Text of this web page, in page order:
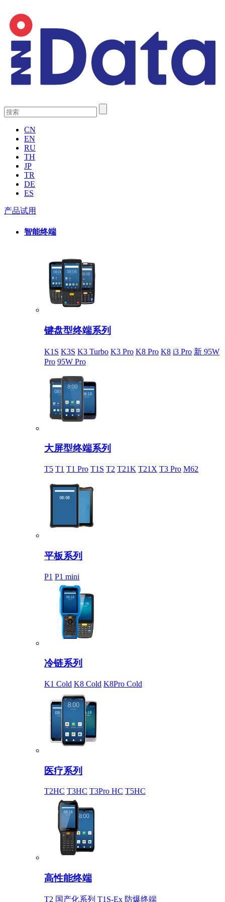
CN
EN
RU
TH
JP
TR
DE
ES
产品试用
智能终端
键盘型终端系列
K1S K3S K3 Turbo K3 Pro K8 Pro K8 i3 Pro 新 95W
Pro 95W Pro
大屏型终端系列
T5 T1 T1 Pro T1S T2 T21K T21X T3 Pro M62
平板系列
P1 P1 mini
冷链系列
K1 Cold K8 Cold K8Pro Cold
医疗系列
T2HC T3HC T3Pro HC T5HC
高性能终端
T2 国产化系列 T1S-Ex 防爆终端